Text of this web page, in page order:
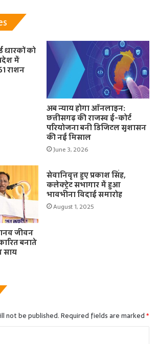
धारकों को
में
राशन
अब न्याय होगा ऑनलाइन:
छत्तीसगढ़ की राजस्व ई-कोर्ट
परियोजना बनी डिजिटल सुशासन
की नई मिसाल
June 3, 2026
जीवन
बनाते
साय
सेवानिवृत्त हुए प्रकाश सिंह,
कलेक्ट्रेट सभागार में हुआ
भावभीना विदाई समारोह
August 1, 2025
not be published.Required fields are marked*